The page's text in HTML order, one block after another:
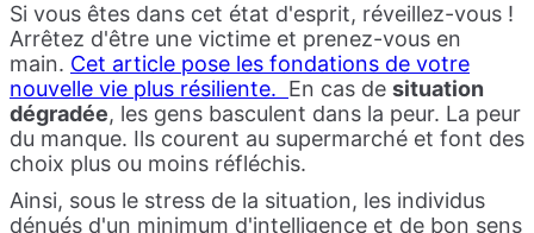
Si vous êtes dans cet état d'esprit, réveillez-vous !
Arrêtez d'être une victime et prenez-vous en
main. Cet article pose les fondations de votre
nouvelle vie plus résiliente. En cas de situation
dégradée, les gens basculent dans la peur. La peur
du manque. Ils courent au supermarché et font des
choix plus ou moins réfléchis.
Ainsi, sous le stress de la situation, les individus
dénués d'un minimum d'intelligence et de bon sens